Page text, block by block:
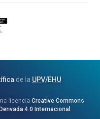
de la UPV/EHU
licencia Creative Commons
4.0 Internacional